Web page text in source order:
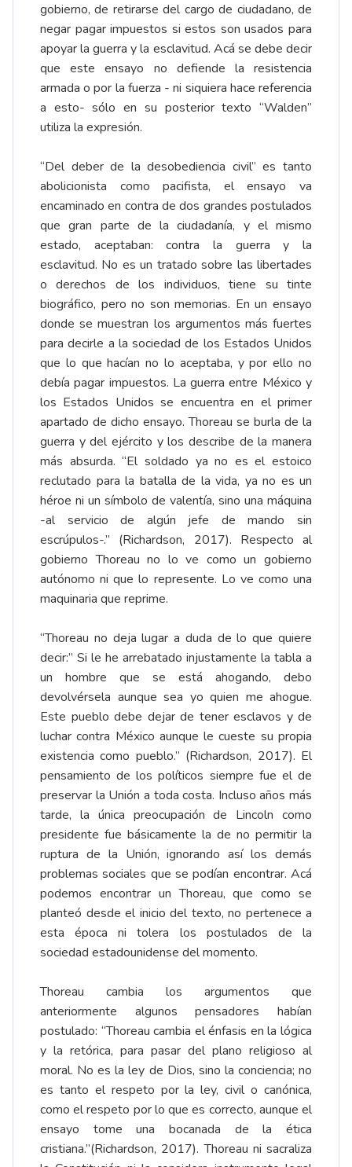
gobierno, de retirarse del cargo de ciudadano, de
negar pagar impuestos si estos son usados para
apoyar la guerra y la esclavitud. Acá se debe decir
que este ensayo no defiende la resistencia
armada o por la fuerza - ni siquiera hace referencia
a esto- sólo en su posterior texto “Walden”
utiliza la expresión.
“Del deber de la desobediencia civil” es tanto
abolicionista como pacifista, el ensayo va
encaminado en contra de dos grandes postulados
que gran parte de la ciudadanía, y el mismo
estado, aceptaban: contra la guerra y la
esclavitud. No es un tratado sobre las libertades
o derechos de los individuos, tiene su tinte
biográfico, pero no son memorias. En un ensayo
donde se muestran los argumentos más fuertes
para decirle a la sociedad de los Estados Unidos
que lo que hacían no lo aceptaba, y por ello no
debía pagar impuestos. La guerra entre México y
los Estados Unidos se encuentra en el primer
apartado de dicho ensayo. Thoreau se burla de la
guerra y del ejército y los describe de la manera
más absurda. “El soldado ya no es el estoico
reclutado para la batalla de la vida, ya no es un
héroe ni un símbolo de valentía, sino una máquina
-al servicio de algún jefe de mando sin
escrúpulos-.” (Richardson, 2017). Respecto al
gobierno Thoreau no lo ve como un gobierno
autónomo ni que lo represente. Lo ve como una
maquinaria que reprime.
“Thoreau no deja lugar a duda de lo que quiere
decir:” Si le he arrebatado injustamente la tabla a
un hombre que se está ahogando, debo
devolvérsela aunque sea yo quien me ahogue.
Este pueblo debe dejar de tener esclavos y de
luchar contra México aunque le cueste su propia
existencia como pueblo.” (Richardson, 2017). El
pensamiento de los políticos siempre fue el de
preservar la Unión a toda costa. Incluso años más
tarde, la única preocupación de Lincoln como
presidente fue básicamente la de no permitir la
ruptura de la Unión, ignorando así los demás
problemas sociales que se podían encontrar. Acá
podemos encontrar un Thoreau, que como se
planteó desde el inicio del texto, no pertenece a
esta época ni tolera los postulados de la
sociedad estadounidense del momento.
Thoreau cambia los argumentos que
anteriormente algunos pensadores habían
postulado: “Thoreau cambia el énfasis en la lógica
y la retórica, para pasar del plano religioso al
moral. No es la ley de Dios, sino la conciencia; no
es tanto el respeto por la ley, civil o canónica,
como el respeto por lo que es correcto, aunque el
ensayo tome una bocanada de la ética
cristiana.”(Richardson, 2017). Thoreau ni sacraliza